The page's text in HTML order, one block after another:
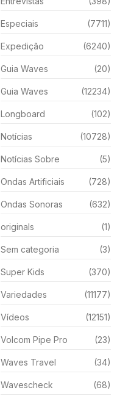
Especiais (7711)
Expedição (6240)
Guia Waves (20)
Guia Waves (12234)
Longboard (102)
Notícias (10728)
Notícias Sobre (5)
Ondas Artificiais (728)
Ondas Sonoras (632)
originals (1)
Sem categoria (3)
Super Kids (370)
Variedades (11177)
Vídeos (12151)
Volcom Pipe Pro (23)
Waves Travel (34)
Wavescheck (68)